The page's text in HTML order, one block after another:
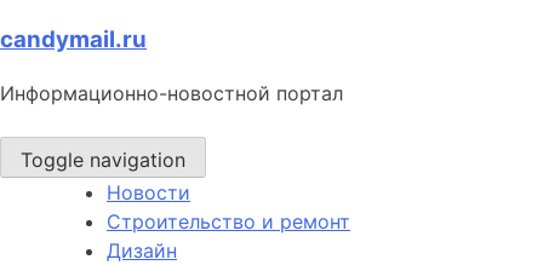
Skip
content
candymail.ru
Информационно-новостной портал
Toggle navigation
Новости
Строительство и ремонт
Дизайн